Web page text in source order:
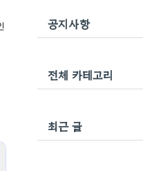
공지사항
전체 카테고리
최근 글